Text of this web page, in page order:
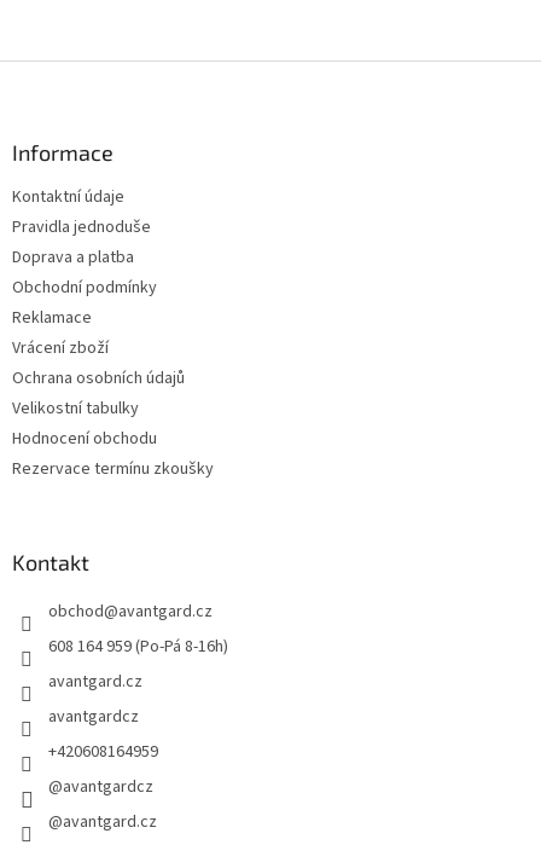
Informace
Kontaktní údaje
Pravidla jednoduše
Doprava a platba
Obchodní podmínky
Reklamace
Vrácení zboží
Ochrana osobních údajů
Velikostní tabulky
Hodnocení obchodu
Rezervace termínu zkoušky
Kontakt
obchod@avantgard.cz
608 164 959 (Po-Pá 8-16h)
avantgard.cz
avantgardcz
+420608164959
@avantgardcz
@avantgard.cz